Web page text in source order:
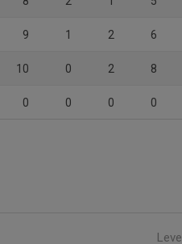
9 1 2 6
10 0 2 8
0 0 0 0